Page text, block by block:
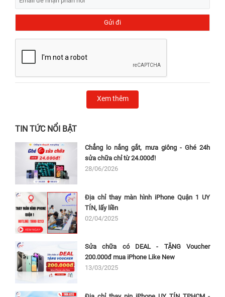
Xem thêm
TIN TỨC NỔI BẬT
Chẳng lo nắng gắt, mưa giông - Ghé 24h
sửa chữa chỉ từ 24.000đ!
28/06/2026
Địa chỉ thay màn hình iPhone Quận 1 UY
TÍN, lấy liền
02/04/2025
Sửa chữa có DEAL - TẶNG Voucher
200.000đ mua iPhone Like New
13/03/2025